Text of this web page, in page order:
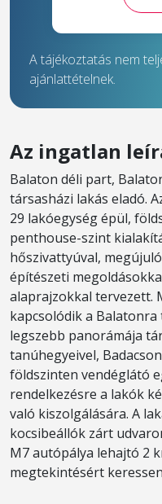
A tájékoztatás nem
ajánlattételnek.
Az ingatlan
Balaton déli part,
társasházi lakás eladó.
29 lakóegység épül,
penthouse-szint
hőszivattyúval,
építészeti
alaprajzokkal tervezett.
kapcsolódik a
legszebb panorámája
tanúhegyeivel,
földszinten vendéglátó
rendelkezésre a lakók
való kiszolgálására. A
kocsibeállók zárt
M7 autópálya lehajtó 2
megtekintésért